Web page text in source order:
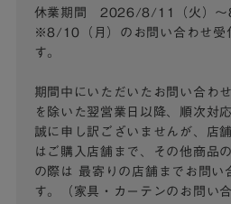
休業期間 2026/8/11（火）～
※8/10（月）のお問い合わせ受
す。
期間中にいただいたお問い合わ
を除いた翌営業日以降、順次対
誠に申し訳ございませんが、店
はご購入店舗まで、その他商品
の際は
最寄りの店舗までお問い
す。（家具・カーテンのお問い